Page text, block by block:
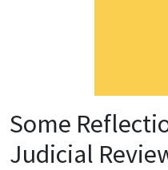
Some
Judicial